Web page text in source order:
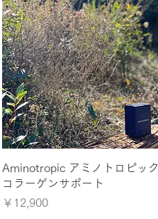
クイックビュー
Aminotropic アミノトロピック
コラーゲンサポート
価格
￥12,900